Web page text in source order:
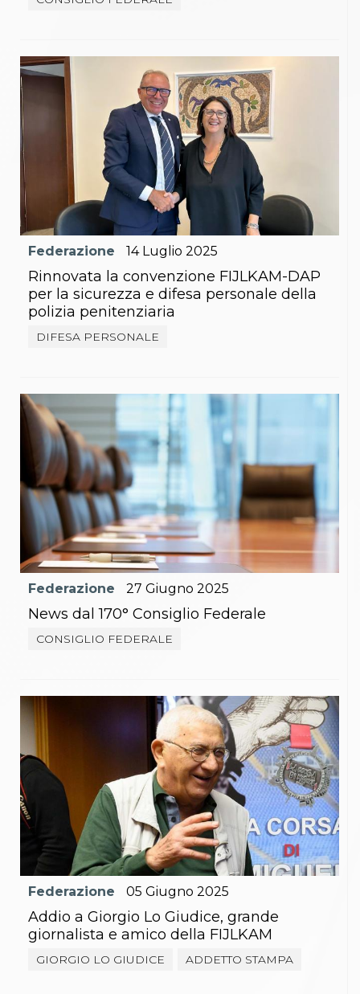
Federazione 14 Luglio 2025
Rinnovata la convenzione FIJLKAM-DAP
per la sicurezza e difesa personale della
polizia penitenziaria
DIFESA PERSONALE
Federazione 27 Giugno 2025
News dal 170° Consiglio Federale
CONSIGLIO FEDERALE
Federazione 05 Giugno 2025
Addio a Giorgio Lo Giudice, grande
giornalista e amico della FIJLKAM
GIORGIO LO GIUDICE ADDETTO STAMPA